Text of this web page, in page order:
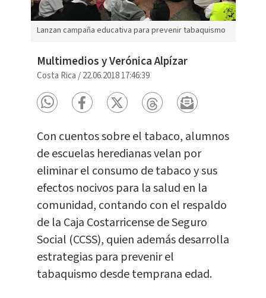
Lanzan campaña educativa para prevenir tabaquismo
Multimedios y Verónica Alpízar
Costa Rica /22.06.2018 17:46:39
Con cuentos sobre el tabaco, alumnos
de escuelas heredianas velan por
eliminar el consumo de tabaco y sus
efectos nocivos para la salud en la
comunidad, contando con el respaldo
de la Caja Costarricense de Seguro
Social (CCSS), quien además desarrolla
estrategias para prevenir el
tabaquismo desde temprana edad.